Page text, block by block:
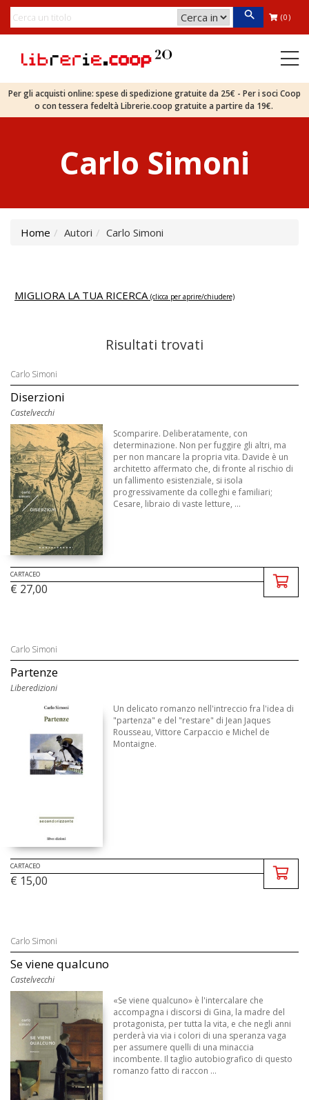
(0)
Per gli acquisti online: spese di spedizione gratuite da 25€ - Per i soci Coop
o con tessera fedeltà Librerie.coop gratuite a partire da 19€.
Carlo Simoni
Home Autori Carlo Simoni
MIGLIORA LA TUA RICERCA (clicca per aprire/chiudere)
Risultati trovati
Carlo Simoni
Diserzioni
Castelvecchi
Scomparire. Deliberatamente, con
determinazione. Non per fuggire gli altri, ma
per non mancare la propria vita. Davide è un
architetto affermato che, di fronte al rischio di
un fallimento esistenziale, si isola
progressivamente da colleghi e familiari;
Cesare, libraio di vaste letture, ...
CARTACEO
€ 27,00
Carlo Simoni
Partenze
Liberedizioni
Un delicato romanzo nell'intreccio fra l'idea di
"partenza" e del "restare" di Jean Jaques
Rousseau, Vittore Carpaccio e Michel de
Montaigne.
CARTACEO
€ 15,00
Carlo Simoni
Se viene qualcuno
Castelvecchi
«Se viene qualcuno» è l'intercalare che
accompagna i discorsi di Gina, la madre del
protagonista, per tutta la vita, e che negli anni
perderà via via i colori di una speranza vaga
per assumere quelli di una minaccia
incombente. Il taglio autobiografico di questo
romanzo fatto di raccon ...